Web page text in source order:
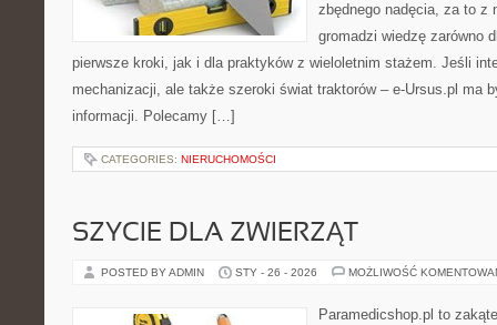
zbędnego nadęcia, za to z
gromadzi wiedzę zarówno
pierwsze kroki, jak i dla praktyków z wieloletnim stażem. Jeśli
mechanizacji, ale także szeroki świat traktorów – e-Ursus.pl ma
informacji. Polecamy […]
CATEGORIES: NIERUCHOMOŚCI
SZYCIE DLA ZWIERZĄT
POSTED BY ADMIN STY - 26 - 2026 MOŻLIWOŚĆ
Paramedicshop.pl to